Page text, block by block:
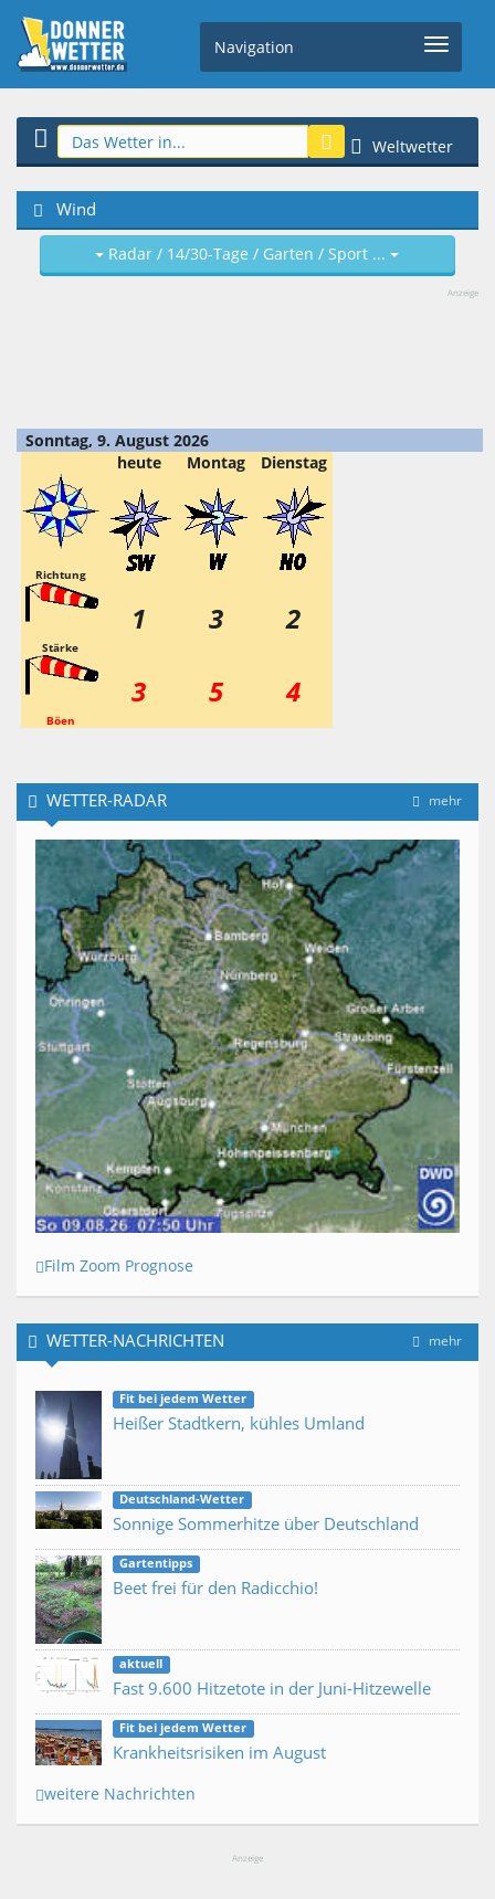
Navigation
Weltwetter
Wind
Radar / 14/30-Tage / Garten / Sport ...
Anzeige
Sonntag, 9. August 2026
heute
Montag Dienstag
Richtung
Stärke
1 3 2
Böen
3 5 4
mehr
WETTER-RADAR
Film Zoom Prognose
mehr
WETTER-NACHRICHTEN
Fit bei jedem Wetter
Heißer Stadtkern, kühles Umland
Deutschland-Wetter
Sonnige Sommerhitze über Deutschland
Gartentipps
Beet frei für den Radicchio!
aktuell
Fast 9.600 Hitzetote in der Juni-Hitzewelle
Fit bei jedem Wetter
Krankheitsrisiken im August
weitere Nachrichten
Anzeige